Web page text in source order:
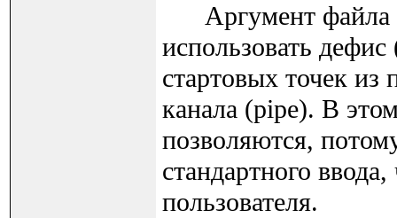
Аргумент файла
использовать
стартовых точек из
канала (pipe). В
позволяются,
стандартного
пользователя.